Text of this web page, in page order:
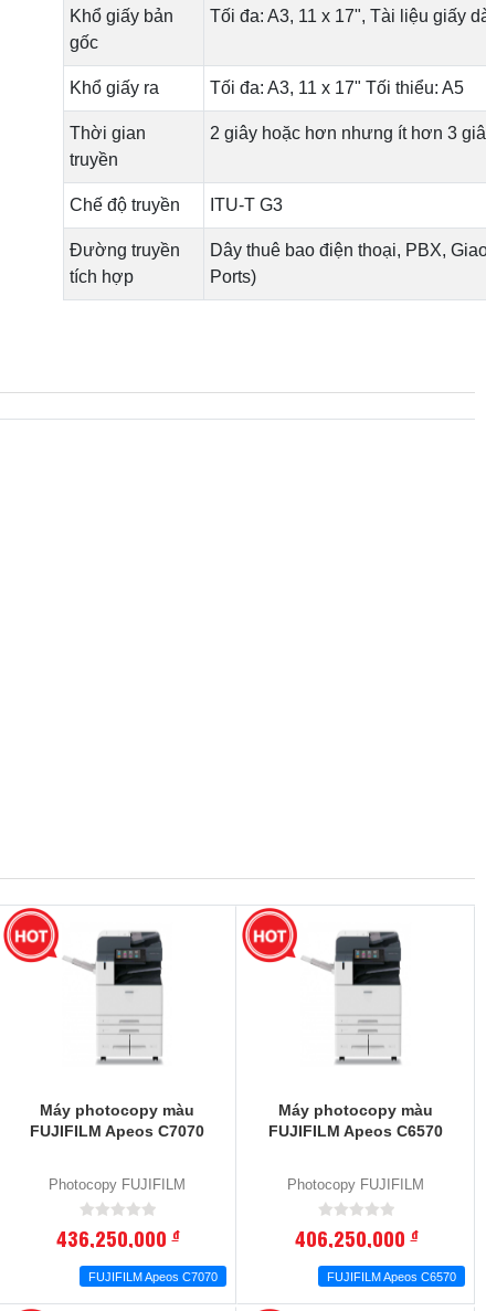
Khổ giấy bản
gốc
Tối đa: A3, 11 x 17", Tài liệu giấy
Khổ giấy ra Tối đa: A3, 11 x 17" Tối thiểu: A5
Thời gian
truyền
2 giây hoặc hơn nhưng ít hơn 3
Chế độ truyền ITU-T G3
Đường truyền
tích hợp
Dây thuê bao điện thoại, PBX,
Ports)
Máy photocopy màu
FUJIFILM Apeos C7070
Photocopy FUJIFILM
436,250,000đ
FUJIFILM Apeos C7070
Máy photocopy màu
FUJIFILM Apeos C6570
Photocopy FUJIFILM
406,250,000đ
FUJIFILM Apeos C6570